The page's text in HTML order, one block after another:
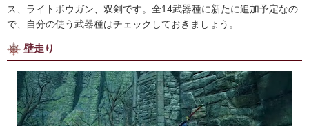
ス、ライトボウガン、双剣です。全14武器種に新たに追加予定なの
で、自分の使う武器種はチェックしておきましょう。
壁走り